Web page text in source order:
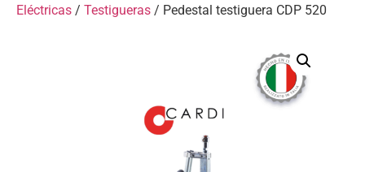
Eléctricas / Testigueras / Pedestal testiguera CDP 520